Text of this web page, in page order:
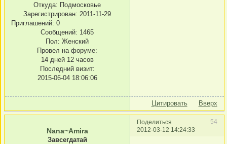
Откуда: Подмосковье
Зарегистрирован: 2011-11-29
Приглашений: 0
Сообщений: 1465
Пол: Женский
Провел на форуме:
14 дней 12 часов
Последний визит:
2015-06-04 18:06:06
Цитировать Вверх
Поделиться
54
2012-03-12 14:24:33
Nana~Amira
Завсегдатай